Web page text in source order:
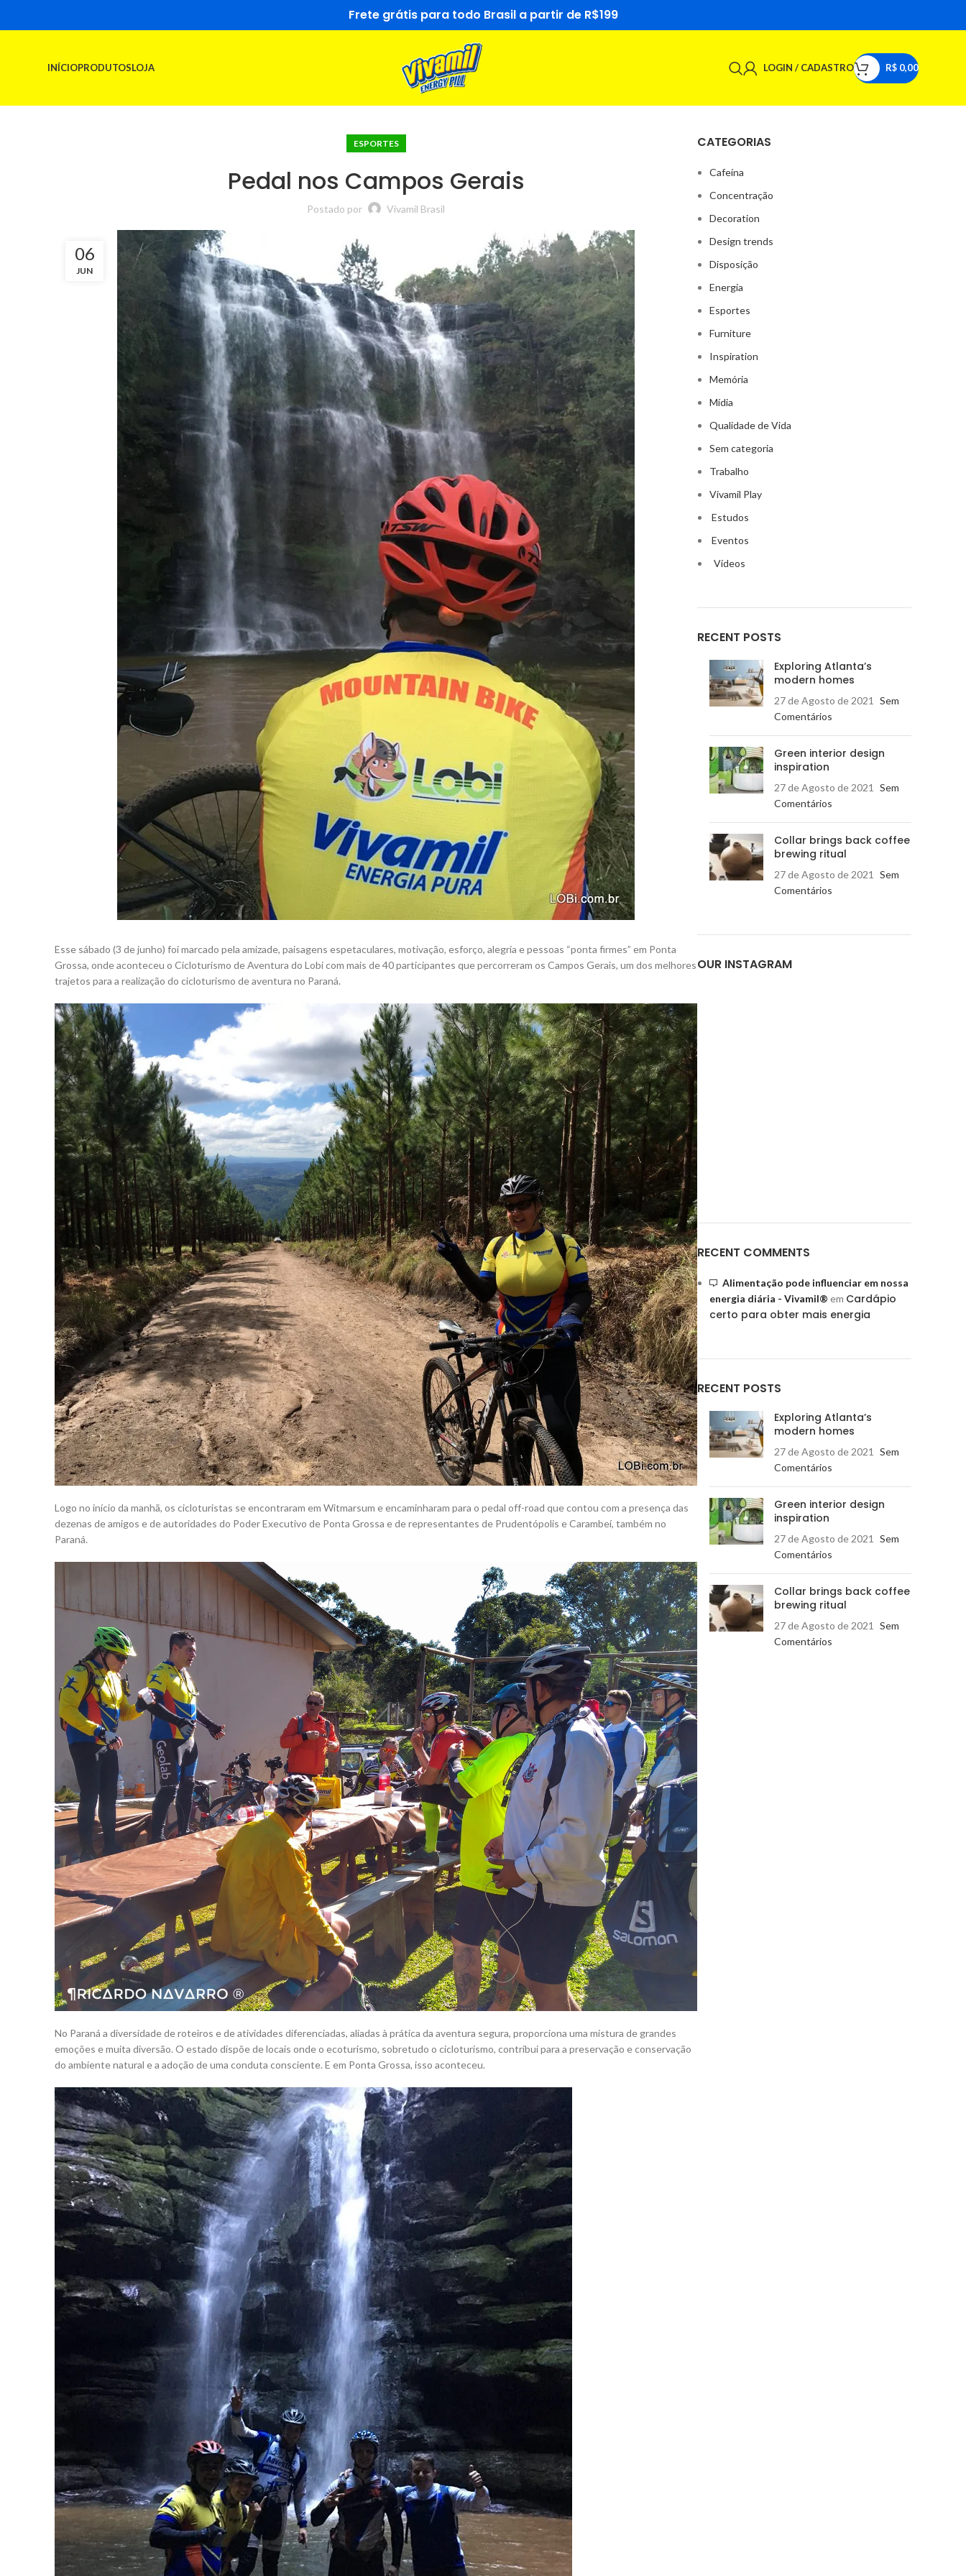
Frete grátis para todo Brasil a partir de R$199
INÍCIOPRODUTOSLOJA LOGIN / CADASTRO R$ 0,00
ESPORTES
Pedal nos Campos Gerais
Postado por Vivamil Brasil
06
JUN
Esse sábado (3 de junho) foi marcado pela amizade, paisagens espetaculares, motivação, esforço, alegria e pessoas “ponta firmes” em Ponta
Grossa, onde aconteceu o Cicloturismo de Aventura do Lobi com mais de 40 participantes que percorreram os Campos Gerais, um dos melhores
trajetos para a realização do cicloturismo de aventura no Paraná.
Logo no início da manhã, os cicloturistas se encontraram em Witmarsum e encaminharam para o pedal off-road que contou com a presença das
dezenas de amigos e de autoridades do Poder Executivo de Ponta Grossa e de representantes de Prudentópolis e Carambeí, também no
Paraná.
No Paraná a diversidade de roteiros e de atividades diferenciadas, aliadas à prática da aventura segura, proporciona uma mistura de grandes
emoções e muita diversão. O estado dispõe de locais onde o ecoturismo, sobretudo o cicloturismo, contribui para a preservação e conservação
do ambiente natural e a adoção de uma conduta consciente. E em Ponta Grossa, isso aconteceu.
CATEGORIAS
Cafeína
Concentração
Decoration
Design trends
Disposição
Energia
Esportes
Furniture
Inspiration
Memória
Mídia
Qualidade de Vida
Sem categoria
Trabalho
Vivamil Play
Estudos
Eventos
Vídeos
RECENT POSTS
Exploring Atlanta’s
modern homes
27 de Agosto de 2021
Sem
Comentários
Green interior design
inspiration
27 de Agosto de 2021
Sem
Comentários
Collar brings back coffee
brewing ritual
27 de Agosto de 2021
Sem
Comentários
OUR INSTAGRAM
RECENT COMMENTS
Alimentação pode influenciar em nossa
energia diária - Vivamil® em Cardápio
certo para obter mais energia
RECENT POSTS
Exploring Atlanta’s
modern homes
27 de Agosto de 2021
Sem
Comentários
Green interior design
inspiration
27 de Agosto de 2021
Sem
Comentários
Collar brings back coffee
brewing ritual
27 de Agosto de 2021
Sem
Comentários